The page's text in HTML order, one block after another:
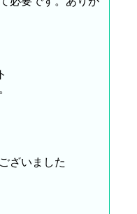
ざいました